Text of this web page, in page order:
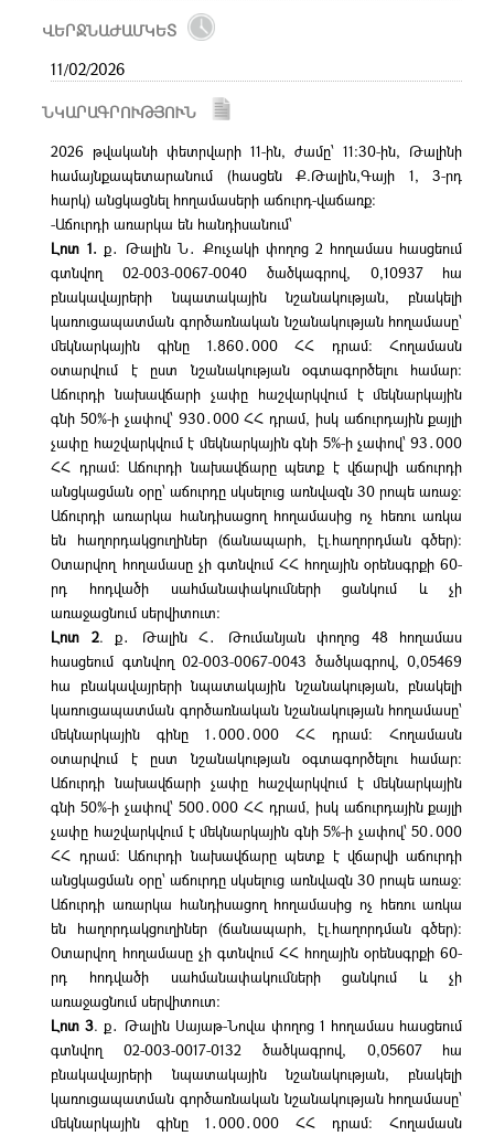
ՎԵՐՋՆԱԺԱՄԿԵՏ
11/02/2026
ՆԿԱՐԱԳՐՈՒԹՅՈՒՆ
2026 թվականի փետրվարի 11-ին, ժամը՝ 11:30-ին, Թալինի
համայնքապետարանում (հասցեն Ք.Թալին,Գայի 1, 3-րդ
հարկ) անցկացնել հողամասերի աճուրդ-վաճառք:
-Աճուրդի առարկա են հանդիսանում՝
Լոտ 1. ք․ Թալին Ն․ Քուչակի փողոց 2 հողամաս հասցեում
գտնվող 02-003-0067-0040 ծածկագրով, 0,10937 հա
բնակավայրերի նպատակային նշանակության, բնակելի
կառուցապատման գործառնական նշանակության հողամասը՝
մեկնարկային գինը 1.860․000 ՀՀ դրամ։ Հողամասն
օտարվում է ըստ նշանակության օգտագործելու համար։
Աճուրդի նախավճարի չափը հաշվարկվում է մեկնարկային
գնի 50%-ի չափով՝ 930․000 ՀՀ դրամ, իսկ աճուրդային քայլի
չափը հաշվարկվում է մեկնարկային գնի 5%-ի չափով՝ 93․000
ՀՀ դրամ։ Աճուրդի նախավճարը պետք է վճարվի աճուրդի
անցկացման օրը՝ աճուրդը սկսելուց առնվազն 30 րոպե առաջ։
Աճուրդի առարկա հանդիսացող հողամասից ոչ հեռու առկա
են հաղորդակցուղիներ (ճանապարհ, էլ.հաղորդման գծեր):
Օտարվող հողամասը չի գտնվում ՀՀ հողային օրենսգրքի 60-
րդ հոդվածի սահմանափակումների ցանկում և չի
առաջացնում սերվիտուտ։
Լոտ 2. ք․ Թալին Հ․ Թումանյան փողոց 48 հողամաս
հասցեում գտնվող 02-003-0067-0043 ծածկագրով, 0,05469
հա բնակավայրերի նպատակային նշանակության, բնակելի
կառուցապատման գործառնական նշանակության հողամասը՝
մեկնարկային գինը 1․000․000 ՀՀ դրամ։ Հողամասն
օտարվում է ըստ նշանակության օգտագործելու համար։
Աճուրդի նախավճարի չափը հաշվարկվում է մեկնարկային
գնի 50%-ի չափով՝ 500․000 ՀՀ դրամ, իսկ աճուրդային քայլի
չափը հաշվարկվում է մեկնարկային գնի 5%-ի չափով՝ 50․000
ՀՀ դրամ։ Աճուրդի նախավճարը պետք է վճարվի աճուրդի
անցկացման օրը՝ աճուրդը սկսելուց առնվազն 30 րոպե առաջ։
Աճուրդի առարկա հանդիսացող հողամասից ոչ հեռու առկա
են հաղորդակցուղիներ (ճանապարհ, էլ.հաղորդման գծեր):
Օտարվող հողամասը չի գտնվում ՀՀ հողային օրենսգրքի 60-
րդ հոդվածի սահմանափակումների ցանկում և չի
առաջացնում սերվիտուտ։
Լոտ 3. ք․ Թալին Սայաթ-Նովա փողոց 1 հողամաս հասցեում
գտնվող 02-003-0017-0132 ծածկագրով, 0,05607 հա
բնակավայրերի նպատակային նշանակության, բնակելի
կառուցապատման գործառնական նշանակության հողամասը՝
մեկնարկային գինը 1․000․000 ՀՀ դրամ։ Հողամասն